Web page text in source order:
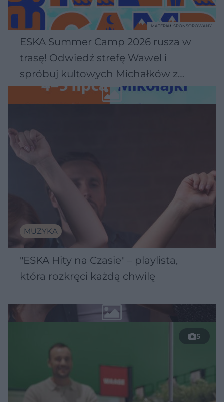
ESKA Summer Camp 2026 rusza w
trasę! Odwiedź strefę Wawel i
spróbuj kultowych Michałków z
Wawelu
MATERIAŁ SPONSOROWANY
MUZYKA
"ESKA Hity na Czasie" – playlista,
która rozkręci każdą chwilę
5